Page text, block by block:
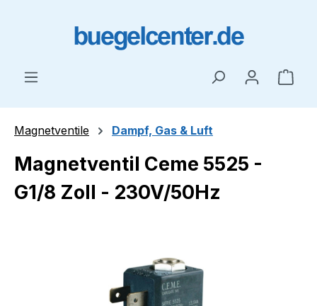
Magnetventile Dampf, Gas & Luft
Magnetventil Ceme 5525 -
G1/8 Zoll - 230V/50Hz